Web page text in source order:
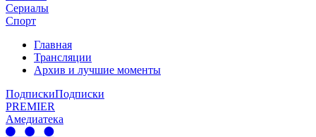
Сериалы
Спорт
Главная
Трансляции
Архив и лучшие моменты
ПодпискиПодписки
PREMIER
Амедиатека